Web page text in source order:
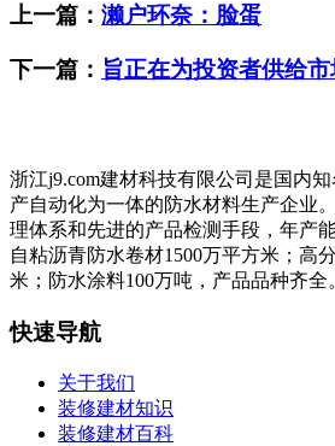
上一篇： 濑户环奈：脸蛋
下一篇： 旨正在为投资者供给市
浙江j9.com建材科技有限公司是国内
产自动化为一体的防水材料生产企业
理体系和先进的产品检测手段，年产
自粘沥青防水卷材1500万平方米；高
米；防水涂料100万吨，产品品种齐全
快速导航
关于我们
装修建材知识
装修建材百科